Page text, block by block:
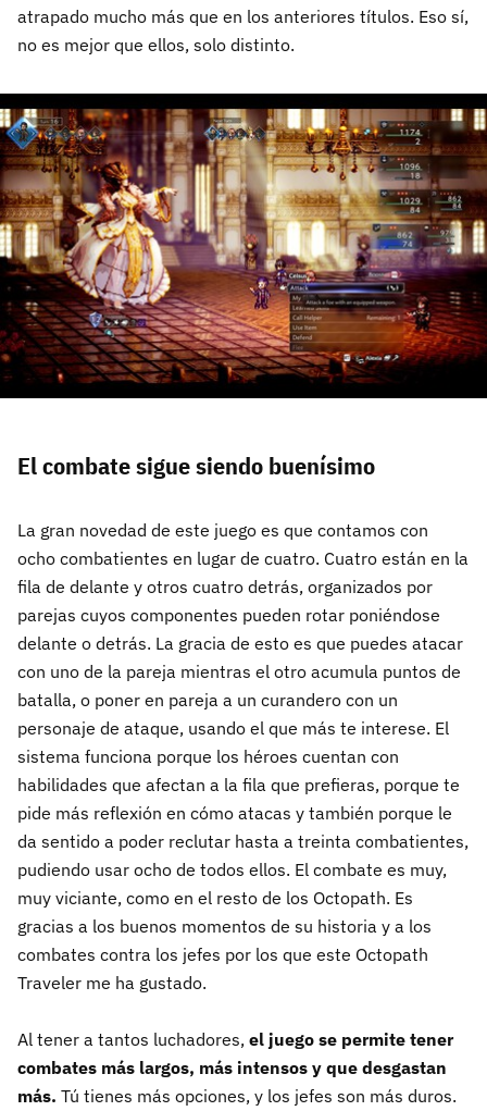
atrapado mucho más que en los anteriores títulos. Eso sí,
no es mejor que ellos, solo distinto.
El combate sigue siendo buenísimo
La gran novedad de este juego es que contamos con
ocho combatientes en lugar de cuatro. Cuatro están en la
fila de delante y otros cuatro detrás, organizados por
parejas cuyos componentes pueden rotar poniéndose
delante o detrás. La gracia de esto es que puedes atacar
con uno de la pareja mientras el otro acumula puntos de
batalla, o poner en pareja a un curandero con un
personaje de ataque, usando el que más te interese. El
sistema funciona porque los héroes cuentan con
habilidades que afectan a la fila que prefieras, porque te
pide más reflexión en cómo atacas y también porque le
da sentido a poder reclutar hasta a treinta combatientes,
pudiendo usar ocho de todos ellos. El combate es muy,
muy viciante, como en el resto de los Octopath. Es
gracias a los buenos momentos de su historia y a los
combates contra los jefes por los que este Octopath
Traveler me ha gustado.
Al tener a tantos luchadores, el juego se permite tener
combates más largos, más intensos y que desgastan
más. Tú tienes más opciones, y los jefes son más duros.